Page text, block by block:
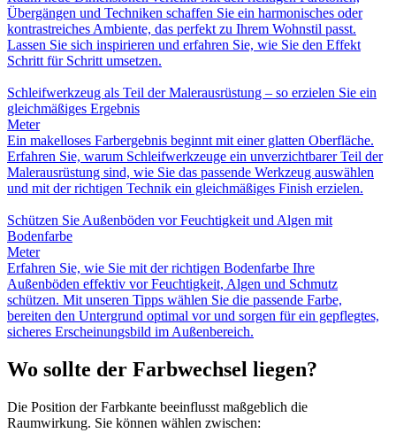
Übergängen und Techniken schaffen Sie ein harmonisches oder
kontrastreiches Ambiente, das perfekt zu Ihrem Wohnstil passt.
Lassen Sie sich inspirieren und erfahren Sie, wie Sie den Effekt
Schritt für Schritt umsetzen.
Schleifwerkzeug als Teil der Malerausrüstung – so erzielen Sie ein
gleichmäßiges Ergebnis
Meter
Ein makelloses Farbergebnis beginnt mit einer glatten Oberfläche.
Erfahren Sie, warum Schleifwerkzeuge ein unverzichtbarer Teil der
Malerausrüstung sind, wie Sie das passende Werkzeug auswählen
und mit der richtigen Technik ein gleichmäßiges Finish erzielen.
Schützen Sie Außenböden vor Feuchtigkeit und Algen mit
Bodenfarbe
Meter
Erfahren Sie, wie Sie mit der richtigen Bodenfarbe Ihre
Außenböden effektiv vor Feuchtigkeit, Algen und Schmutz
schützen. Mit unseren Tipps wählen Sie die passende Farbe,
bereiten den Untergrund optimal vor und sorgen für ein gepflegtes,
sicheres Erscheinungsbild im Außenbereich.
Wo sollte der Farbwechsel liegen?
Die Position der Farbkante beeinflusst maßgeblich die
Raumwirkung. Sie können wählen zwischen: